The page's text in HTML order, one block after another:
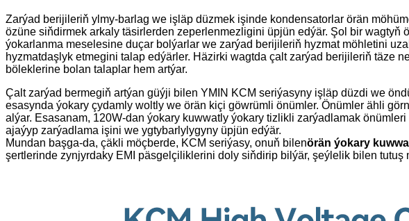
Zarýad berijileriň ylmy-barlag we işläp düzmek işinde kondensatorlar örän
özüne siňdirmek arkaly täsirlerden zeperlenmezligini üpjün edýär. Şol bir
ýokarlanma meselesine duçar bolýarlar we zarýad berijileriň hyzmat möhletini
hyzmatdaşlyk etmegini talap edýärler. Häzirki wagtda çalt zarýad berijileriň täze
böleklerine bolan talaplar hem artýar.
Çalt zarýad bermegiň artýan güýji bilen YMIN KCM seriýasyny işläp düzdi we
esasynda ýokary çydamly woltly we örän kiçi göwrümli önümler. Önümler ähli
alýar. Esasanam, 120W-dan ýokary kuwwatly ýokary tizlikli zarýadlamak
ajaýyp zarýadlama işini we ygtybarlylygyny üpjün edýär.
Mundan başga-da, çäkli möçberde, KCM seriýasy, onuň bilenörän ýokary
şertlerinde zynjyrdaky EMI päsgelçiliklerini doly siňdirip bilýär, şeýlelik bilen